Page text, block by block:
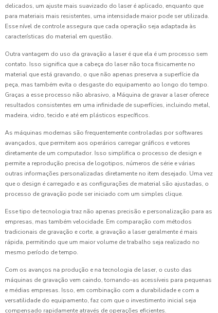
delicados, um ajuste mais suavizado do laser é aplicado, enquanto que
para materiais mais resistentes, uma intensidade maior pode ser utilizada.
Esse nível de controle assegura que cada operação seja adaptada às
características do material em questão.
Outra vantagem do uso da gravação a laser é que ela é um processo sem
contato. Isso significa que a cabeça do laser não toca fisicamente no
material que está gravando, o que não apenas preserva a superfície da
peça, mas também evita o desgaste do equipamento ao longo do tempo.
Graças a esse processo não abrasivo, a Máquina de gravar a laser oferece
resultados consistentes em uma infinidade de superfícies, incluindo metal,
madeira, vidro, tecido e até em plásticos específicos.
As máquinas modernas são frequentemente controladas por softwares
avançados, que permitem aos operários carregar gráficos e vetores
diretamente de um computador. Isso simplifica o processo de design e
permite a reprodução precisa de logotipos, números de série e várias
outras informações personalizadas diretamente no item desejado. Uma vez
que o design é carregado e as configurações de material são ajustadas, o
processo de gravação pode ser iniciado com um simples clique.
Esse tipo de tecnologia traz não apenas precisão e personalização para as
empresas, mas também velocidade. Em comparação com métodos
tradicionais de gravação e corte, a gravação a laser geralmente é mais
rápida, permitindo que um maior volume de trabalho seja realizado no
mesmo período de tempo.
Com os avanços na produção e na tecnologia de laser, o custo das
máquinas de gravação vem caindo, tornando-as acessíveis para pequenas
e médias empresas. Isso, em combinação com a durabilidade e com a
versatilidade do equipamento, faz com que o investimento inicial seja
compensado rapidamente através de operações eficientes.